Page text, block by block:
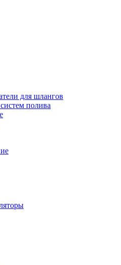
для шлангов
полива